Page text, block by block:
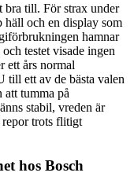
bra till. För strax under
häll och en display som
hamnar
testet visade ingen
ett års normal
ett av de bästa valen
tumma på
stabil, vreden är
repor trots flitigt
hos Bosch